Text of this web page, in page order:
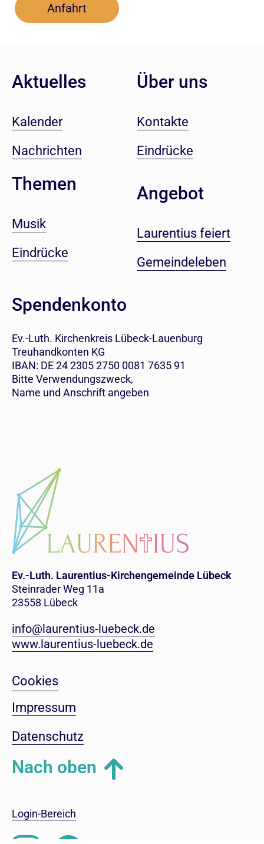
Anfahrt
Aktuelles
Kalender
Nachrichten
Themen
Musik
Eindrücke
Über uns
Kontakte
Eindrücke
Angebot
Laurentius feiert
Gemeindeleben
Spendenkonto
Ev.-Luth. Kirchenkreis Lübeck-Lauenburg
Treuhandkonten KG
IBAN: DE 24 2305 2750 0081 7635 91
Bitte Verwendungszweck,
Name und Anschrift angeben
Ev.-Luth. Laurentius-Kirchengemeinde Lübeck
Steinrader Weg 11a
23558 Lübeck
info@laurentius-luebeck.de
www.laurentius-luebeck.de
Cookies
Impressum
Datenschutz
Nach oben
Login-Bereich